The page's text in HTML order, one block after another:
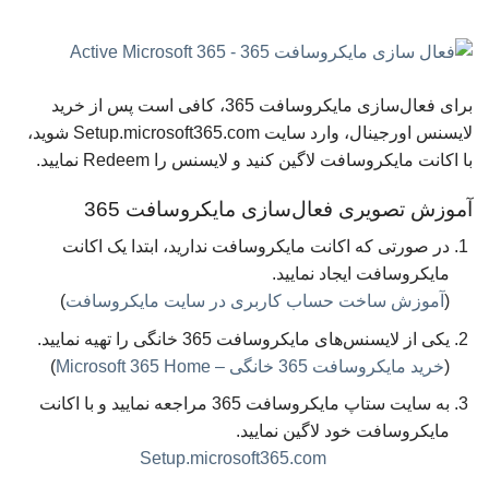
برای فعال‌سازی مایکروسافت 365، کافی است پس از خرید
لایسنس اورجینال، وارد سایت Setup.microsoft365.com شوید،
با اکانت مایکروسافت لاگین کنید و لایسنس را Redeem نمایید.
آموزش تصویری فعال‌سازی مایکروسافت 365
در صورتی که اکانت مایکروسافت ندارید، ابتدا یک اکانت
مایکروسافت ایجاد نمایید.
(آموزش ساخت حساب کاربری در سایت مایکروسافت)
یکی از لایسنس‌های مایکروسافت 365 خانگی را تهیه نمایید.
(خرید مایکروسافت 365 خانگی – Microsoft 365 Home )
به سایت ستاپ مایکروسافت 365 مراجعه نمایید و با اکانت
مایکروسافت خود لاگین نمایید.
Setup.microsoft365.com